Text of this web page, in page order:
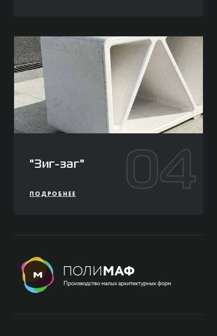
"Зиг-заг"
ПОДРОБНЕЕ 04